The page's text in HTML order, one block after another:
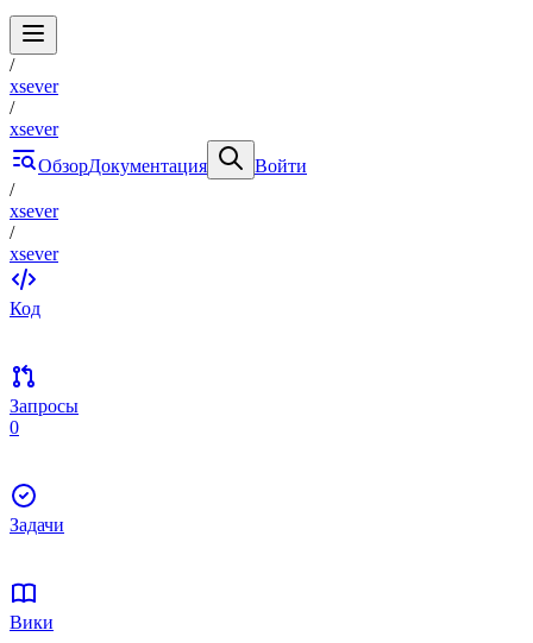
/
xsever
/
xsever
ОбзорДокументация
Войти
/
xsever
/
xsever
Код
Запросы
0
Задачи
Вики